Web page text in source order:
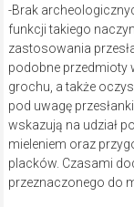
-Brak
funkcji takiego
zastosowania
podobne przedmioty
grochu, a także
pod uwagę
wskazują na udział
mieleniem oraz
placków. Czasami
przeznaczonego do